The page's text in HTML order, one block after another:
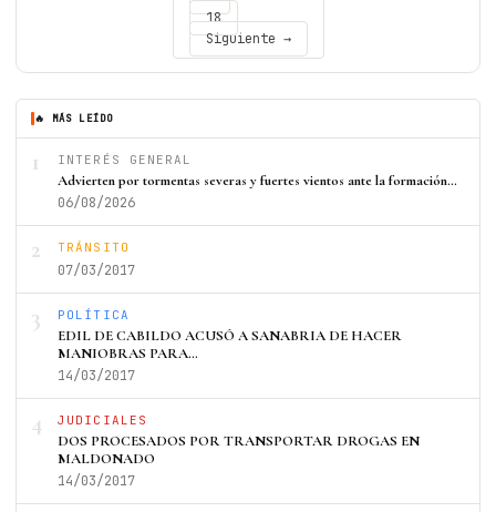
18
Siguiente →
🔥 MÁS LEÍDO
1 INTERÉS GENERAL
Advierten por tormentas severas y fuertes vientos ante la formación…
06/08/2026
2 TRÁNSITO
07/03/2017
3 POLÍTICA
EDIL DE CABILDO ACUSÓ A SANABRIA DE HACER
MANIOBRAS PARA…
14/03/2017
4 JUDICIALES
DOS PROCESADOS POR TRANSPORTAR DROGAS EN
MALDONADO
14/03/2017